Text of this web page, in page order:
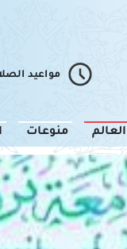
مواعيد
منوعات